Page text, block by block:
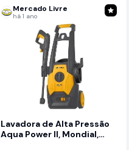
Mercado Livre
há 1 ano
Lavadora de Alta Pressão
Aqua Power II, Mondial,